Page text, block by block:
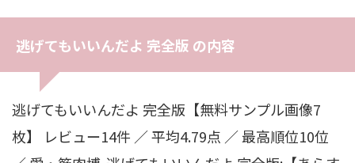
逃げてもいいんだよ 完全版 の内容
逃げてもいいんだよ 完全版【無料サンプル画像7
枚】 レビュー14件 ／ 平均4.79点 ／ 最高順位10位